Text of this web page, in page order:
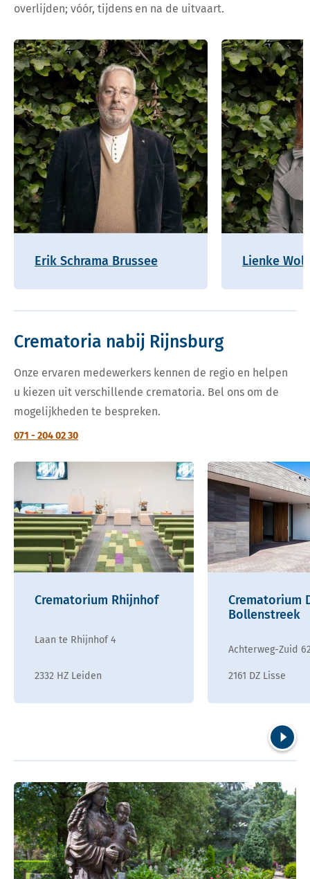
overlijden; vóór, tijdens en na de uitvaart.
Erik Schrama Brussee Lienke
Crematoria nabij Rijnsburg
Onze ervaren medewerkers kennen de regio en helpen
u kiezen uit verschillende crematoria. Bel ons om de
mogelijkheden te bespreken.
071 - 204 02 30
Crematorium Rhijnhof
Laan te Rhijnhof 4
2332 HZ Leiden
Crematorium
Bollenstreek
Achterweg-Zuid
2161 DZ Lisse